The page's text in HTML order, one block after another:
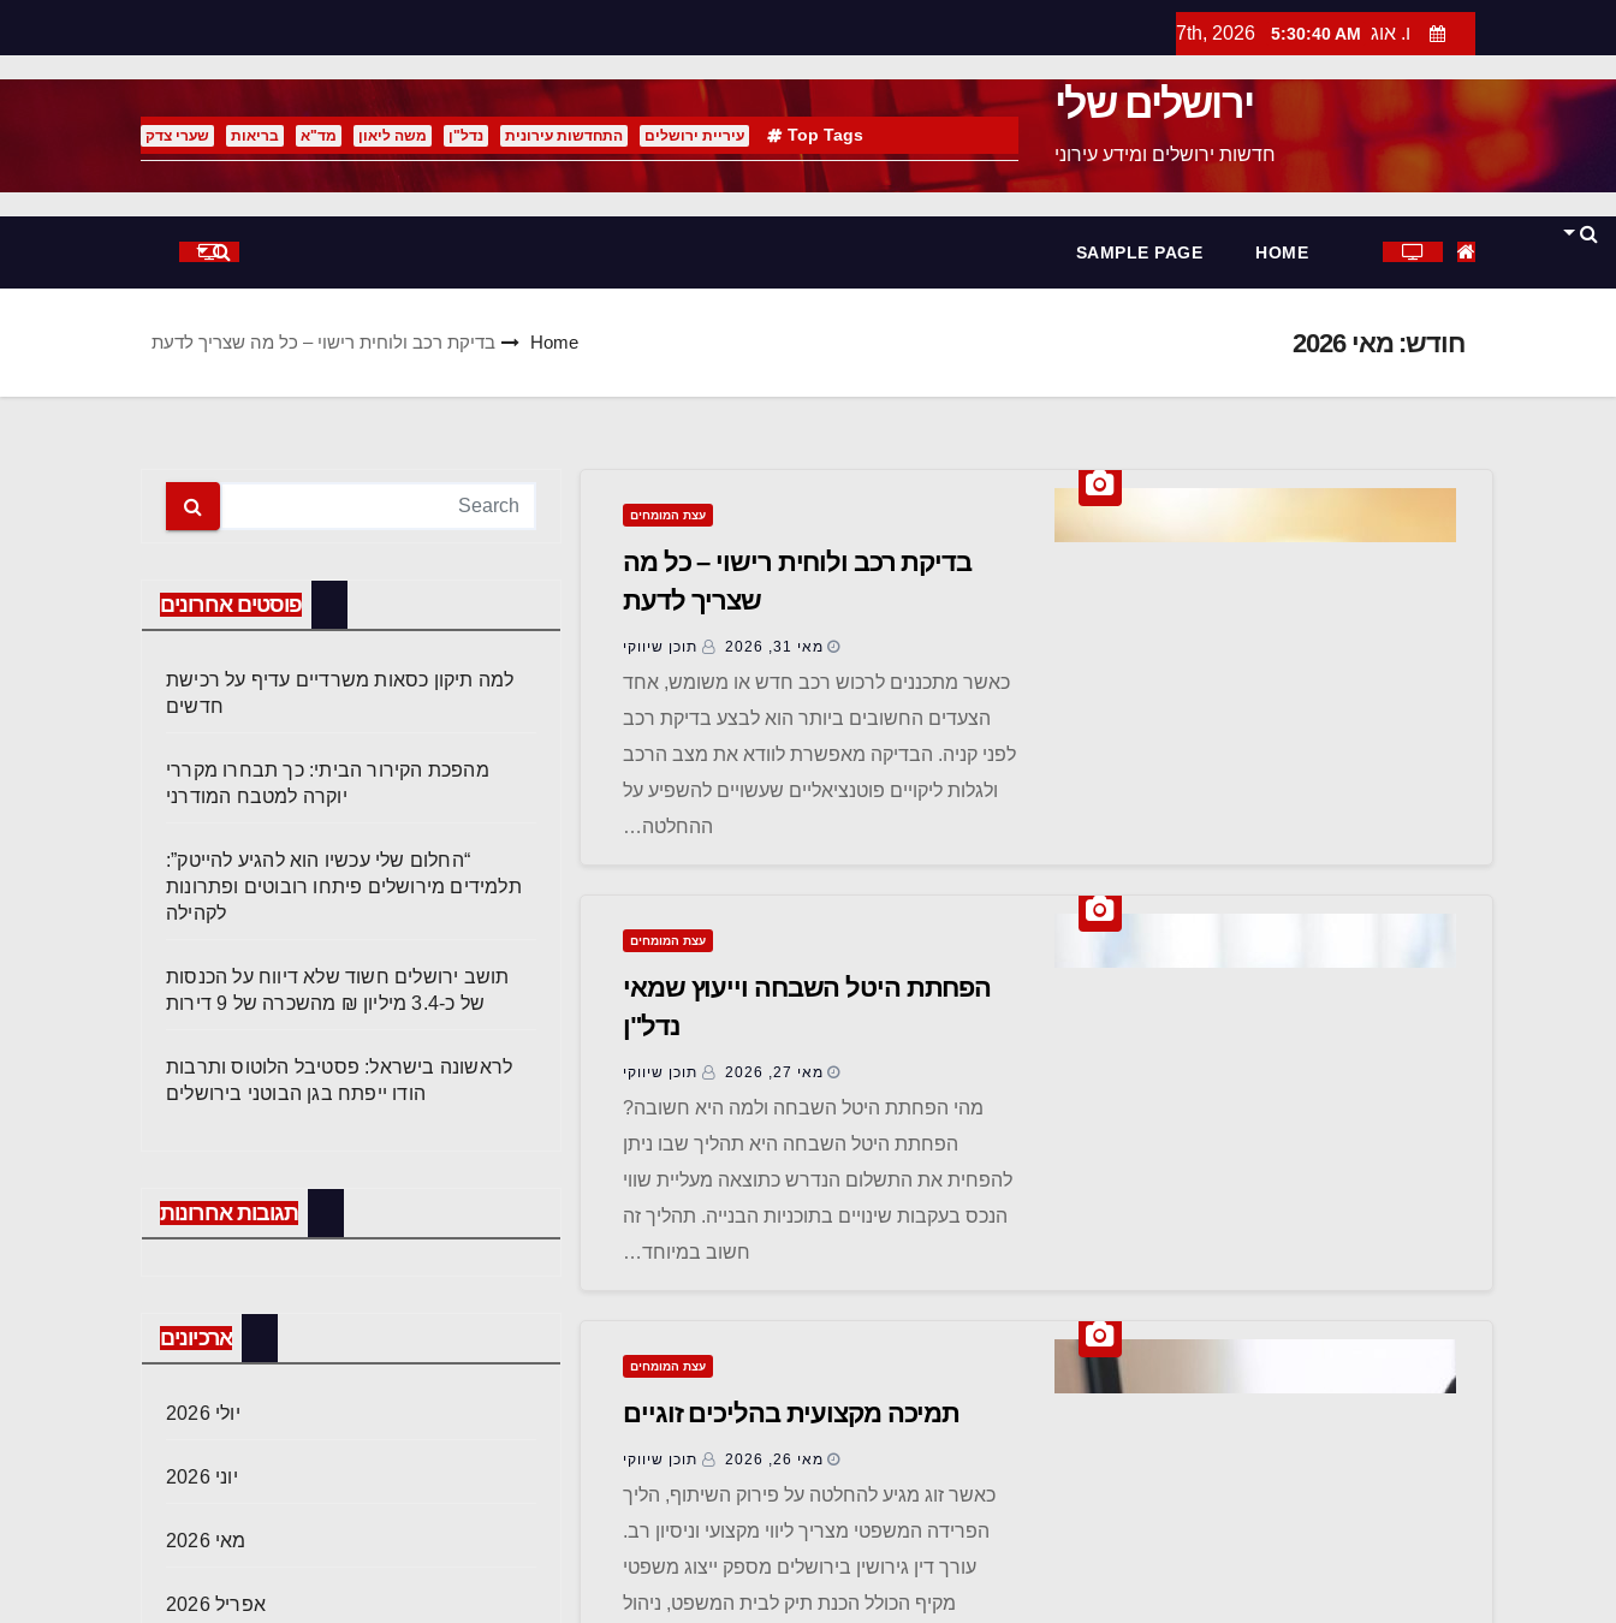
ו. אוג 7th, 2026 5:30:41 AM
ירושלים שלי
חדשות ירושלים ומידע עירוני
Top Tags עיריית ירושלים התחדשות עירונית נדל"ן משה ליאון מד"א בריאות שערי צדק
HOME
SAMPLE PAGE
חודש:מאי 2026 Home בדיקת רכב ולוחית רישוי – כל מה שצריך לדעת
עצת המומחים
בדיקת רכב ולוחית רישוי – כל מה
שצריך לדעת
מאי 31, 2026 תוכן שיווקי
כאשר מתכננים לרכוש רכב חדש או משומש, אחד
הצעדים החשובים ביותר הוא לבצע בדיקת רכב
לפני קניה. הבדיקה מאפשרת לוודא את מצב הרכב
ולגלות ליקויים פוטנציאליים שעשויים להשפיע על
ההחלטה…
עצת המומחים
הפחתת היטל השבחה וייעוץ שמאי
נדל"ן
מאי 27, 2026 תוכן שיווקי
מהי הפחתת היטל השבחה ולמה היא חשובה?
הפחתת היטל השבחה היא תהליך שבו ניתן
להפחית את התשלום הנדרש כתוצאה מעליית שווי
הנכס בעקבות שינויים בתוכניות הבנייה. תהליך זה
חשוב במיוחד…
עצת המומחים
תמיכה מקצועית בהליכים זוגיים
מאי 26, 2026 תוכן שיווקי
כאשר זוג מגיע להחלטה על פירוק השיתוף, הליך
הפרידה המשפטי מצריך ליווי מקצועי וניסיון רב.
עורך דין גירושין בירושלים מספק ייצוג משפטי
מקיף הכולל הכנת תיק לבית המשפט, ניהול
פוסטים אחרונים
למה תיקון כסאות משרדיים עדיף על רכישת
חדשים
מהפכת הקירור הביתי: כך תבחרו מקררי
יוקרה למטבח המודרני
“החלום שלי עכשיו הוא להגיע להייטק”:
תלמידים מירושלים פיתחו רובוטים ופתרונות
לקהילה
תושב ירושלים חשוד שלא דיווח על הכנסות
של כ-3.4 מיליון ₪ מהשכרה של 9 דירות
לראשונה בישראל: פסטיבל הלוטוס ותרבות
הודו ייפתח בגן הבוטני בירושלים
תגובות אחרונות
ארכיונים
יולי 2026
יוני 2026
מאי 2026
אפריל 2026